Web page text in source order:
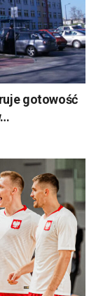
gotowość